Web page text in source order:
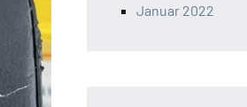
Januar 2022